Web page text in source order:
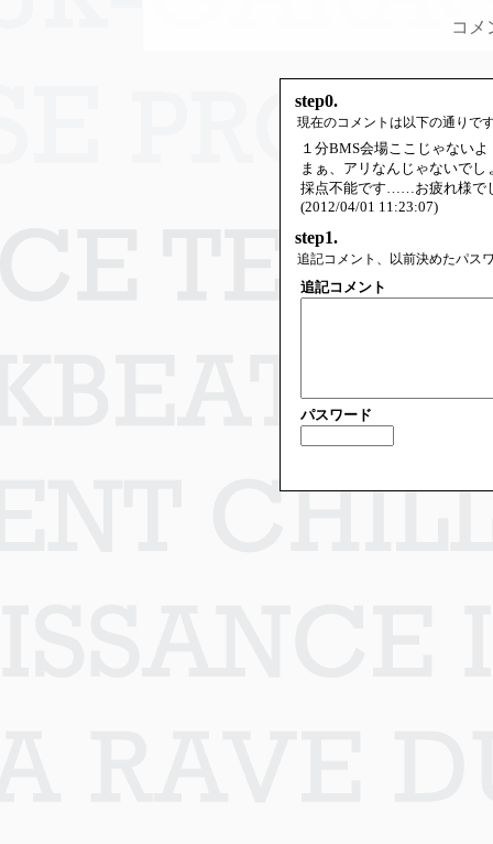
コメ
step0.
現在のコメントは以下の通りで
１分BMS会場ここじゃないよ
まぁ、アリなんじゃないでし
採点不能です……お疲れ様で
(2012/04/01 11:23:07)
step1.
追記コメント、以前決めたパス
追記コメント
パスワード